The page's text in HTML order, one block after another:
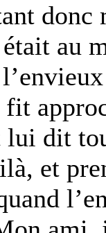
donc
au
fit
lui dit
et